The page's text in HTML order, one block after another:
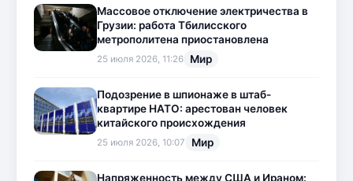
Массовое отключение электричества в
Грузии: работа Тбилисского
метрополитена приостановлена
25 июля 2026, 11:26 Мир
Подозрение в шпионаже в штаб-
квартире НАТО: арестован человек
китайского происхождения
25 июля 2026, 10:07 Мир
Напряженность между США и Ираном: